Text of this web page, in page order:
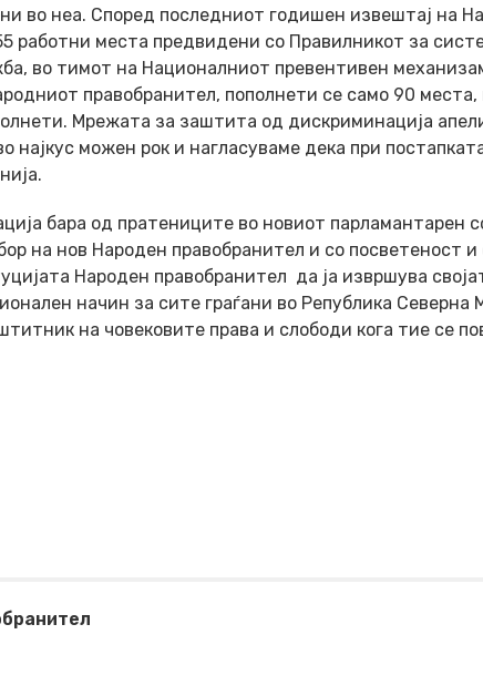
во неа. Според последниот годишен извештај на
работни места предвидени со Правилникот за
во тимот на Националниот превентивен
правобранител, пополнети се само 90
Мрежата за заштита од дискриминација
најкус можен рок и нагласуваме дека при
бара од пратениците во новиот парламантарен
на нов Народен правобранител и со посветеност
Народен правобранител да ја извршува
начин за сите граѓани во Република Северна
на човековите права и слободи кога тие се